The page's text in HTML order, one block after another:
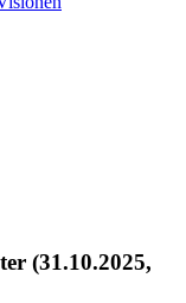
(31.10.2025,